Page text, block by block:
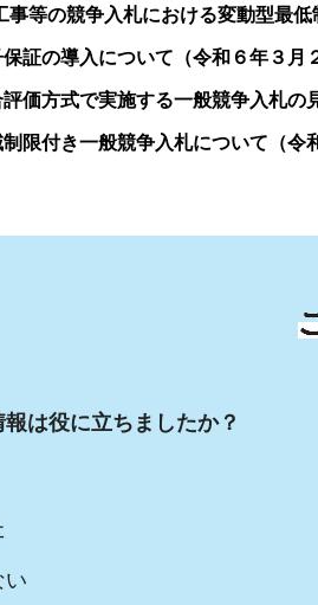
事等の競争入札における変動型最
保証の導入について（令和６年３月
評価方式で実施する一般競争入札の
制限付き一般競争入札について（令
は役に立ちましたか？
い